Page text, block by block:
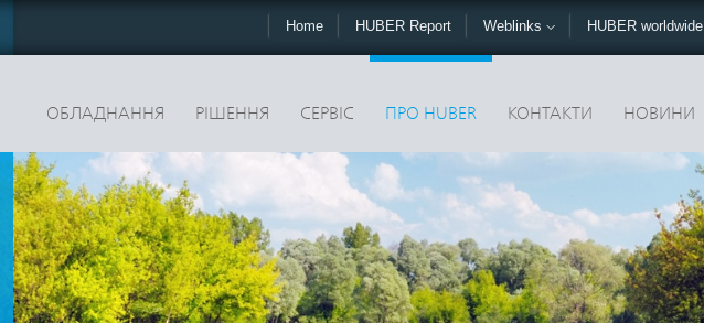
Home HUBER Report Weblinks HUBER worldwide
ОБЛАДНАННЯ РІШЕННЯ CЕРВІС ПРО HUBER КОНТАКТИ НОВИНИ